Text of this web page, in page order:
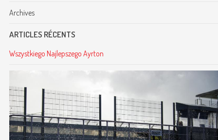
Archives
ARTICLES RÉCENTS
Wszystkiego Najlepszego Ayrton